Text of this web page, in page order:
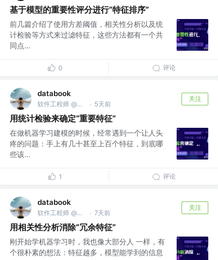
基于模型的重要性评分进行“特征排序”
前几篇介绍了使用方差阈值，相关性分析以及统
计检验等方式来过滤特征，这些方法都有一个共
同点...
0 评论
databook
软件工程师 @南京亚原软件有限公司 · 5天前
关注
用统计检验来确定“重要特征”
在做机器学习建模的时候，经常遇到一个让人头
疼的问题：手上有几十甚至上百个特征，到底哪
些该...
1 评论
databook
软件工程师 @南京亚原软件有限公司 · 7天前
关注
用相关性分析消除“冗余特征”
刚开始学机器学习时，我也像大部分人 一样，有
个很朴素的想法：特征越多，模型能学到的信息